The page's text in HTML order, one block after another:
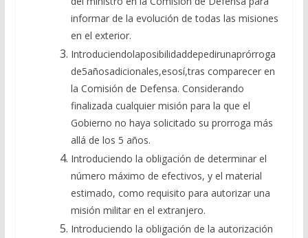
informar de la evolución de todas las misiones
en el exterior.
Introduciendolaposibilidaddepedirunaprórroga
de5añosadicionales,esosí,tras comparecer en
la Comisión de Defensa. Considerando
finalizada cualquier misión para la que el
Gobierno no haya solicitado su prorroga más
allá de los 5 años.
Introduciendo la obligación de determinar el
número máximo de efectivos, y el material
estimado, como requisito para autorizar una
misión militar en el extranjero.
Introduciendo la obligación de la autorización